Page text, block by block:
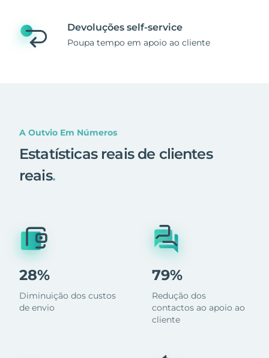
Devoluções self-service
Poupa tempo em apoio ao cliente
A Outvio Em Números
Estatísticas reais de clientes
reais.
28%
Diminuição dos custos
de envio
79%
Redução dos
contactos ao apoio ao
cliente